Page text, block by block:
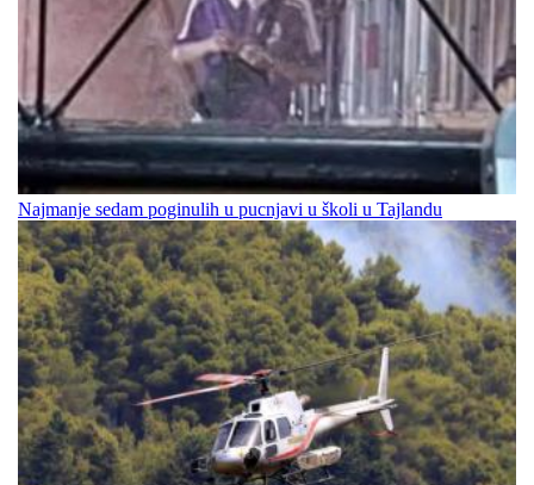
Najmanje sedam poginulih u pucnjavi u školi u Tajlandu